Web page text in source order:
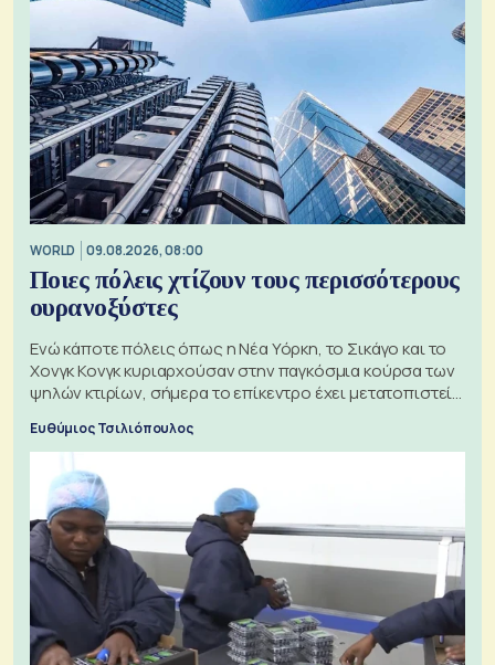
WORLD 09.08.2026, 08:00
Ποιες πόλεις χτίζουν τους περισσότερους
ουρανοξύστες
Ενώ κάποτε πόλεις όπως η Νέα Υόρκη, το Σικάγο και το
Χονγκ Κονγκ κυριαρχούσαν στην παγκόσμια κούρσα των
ψηλών κτιρίων, σήμερα το επίκεντρο έχει μετατοπιστεί
Ευθύμιος Τσιλιόπουλος